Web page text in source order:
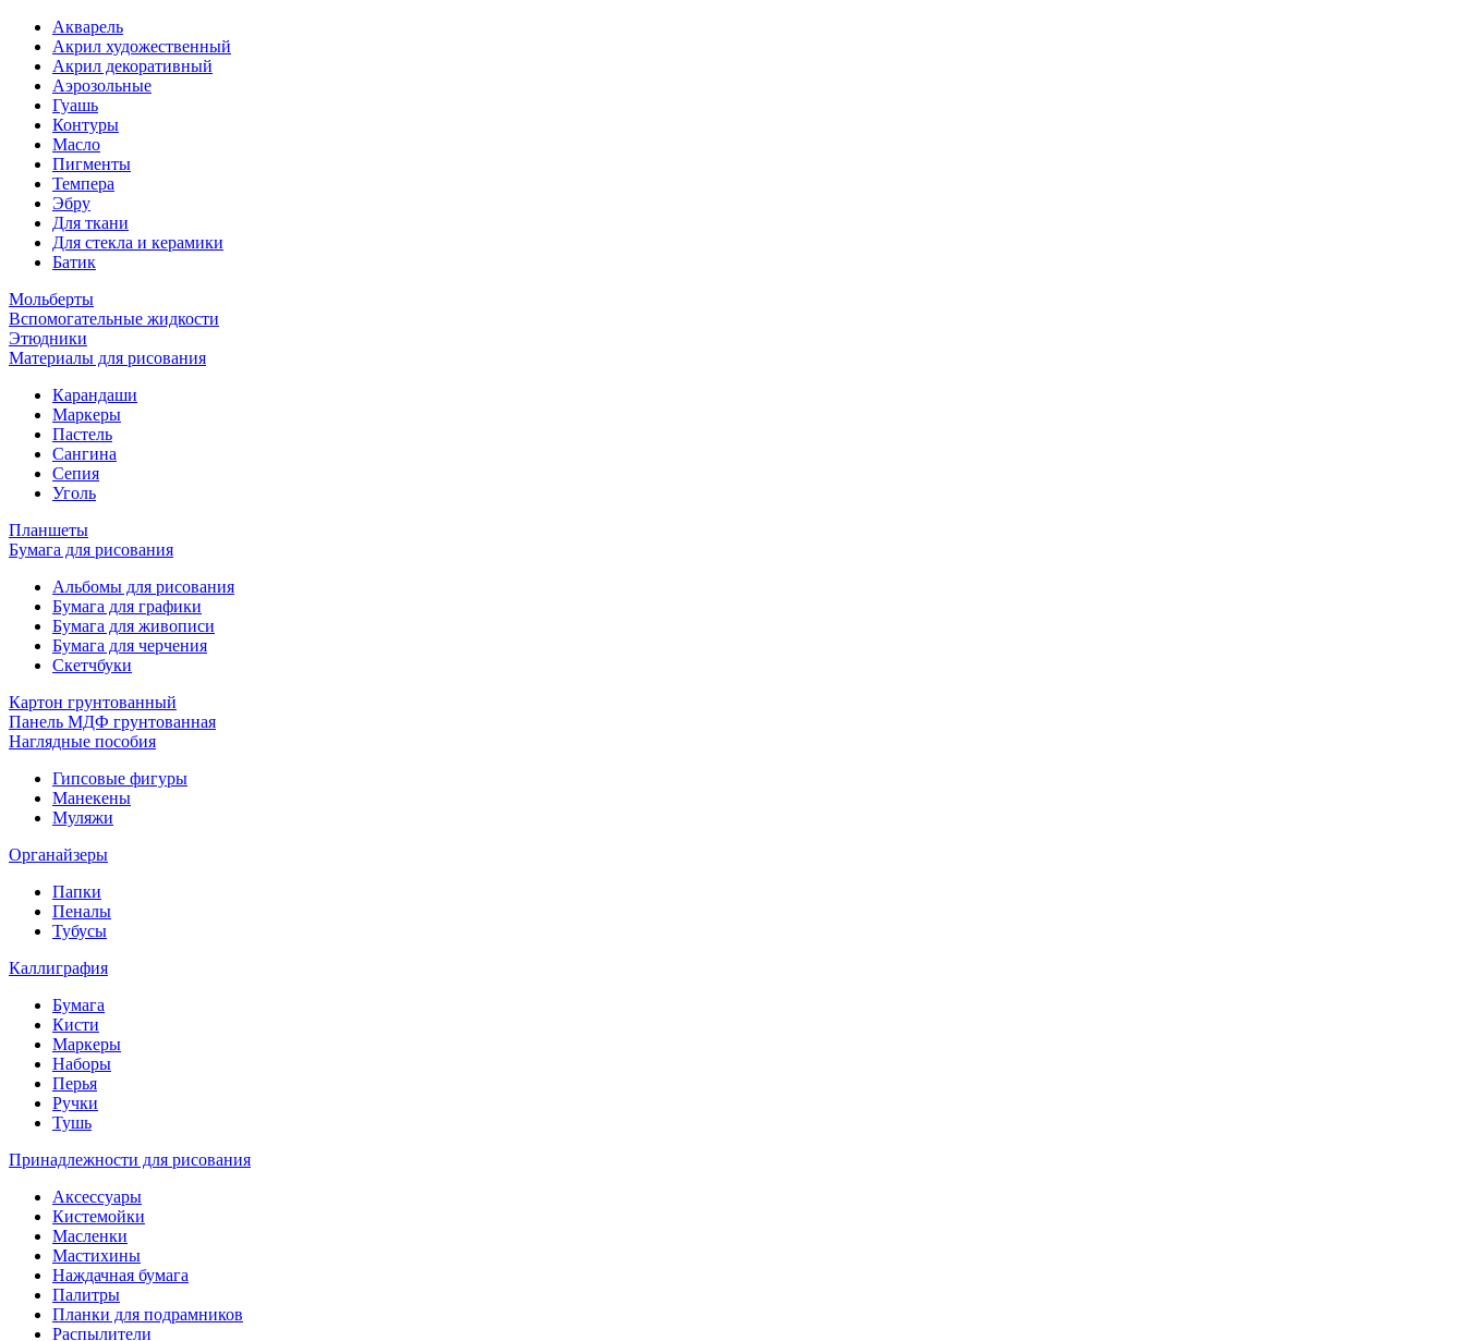
Акварель
Акрил художественный
Акрил декоративный
Аэрозольные
Гуашь
Контуры
Масло
Пигменты
Темпера
Эбру
Для ткани
Для стекла и керамики
Батик
Мольберты
Вспомогательные жидкости
Этюдники
Материалы для рисования
Карандаши
Маркеры
Пастель
Сангина
Сепия
Уголь
Планшеты
Бумага для рисования
Альбомы для рисования
Бумага для графики
Бумага для живописи
Бумага для черчения
Скетчбуки
Картон грунтованный
Панель МДФ грунтованная
Наглядные пособия
Гипсовые фигуры
Манекены
Муляжи
Органайзеры
Папки
Пеналы
Тубусы
Каллиграфия
Бумага
Кисти
Маркеры
Наборы
Перья
Ручки
Тушь
Принадлежности для рисования
Аксессуары
Кистемойки
Масленки
Мастихины
Наждачная бумага
Палитры
Планки для подрамников
Распылители